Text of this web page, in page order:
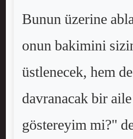
Bunun üzerine
onun bakimini
üstlenecek, hem
davranacak bir aile
göstereyim mi?"